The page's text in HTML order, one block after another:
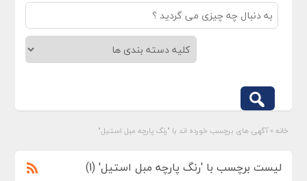
خانه » آگهی های برچسب خورده اند با "رنگ پارچه مبل استیل"
لیست برچسب با 'رنگ پارچه مبل استیل' (1)